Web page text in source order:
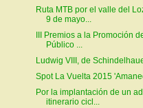
Ruta MTB por el valle del
9 de mayo...
III Premios a la Promoción
Público ...
Ludwig VIII, de
Spot La Vuelta 2015
Por la implantación de un
itinerario cicl...